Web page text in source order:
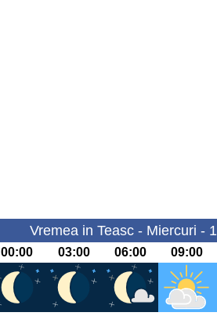
Vremea in Teasc - Miercuri -
00:00 03:00 06:00 09:00